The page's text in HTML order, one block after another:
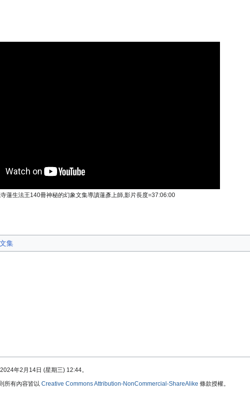
蓮生法王140冊神秘的幻象文集導讀蓮彥上師,影片長度=37:06:00
集
年2月14日 (星期三) 12:44。
所有內容皆以 Creative Commons Attribution-NonCommercial-ShareAlike 條款授權。